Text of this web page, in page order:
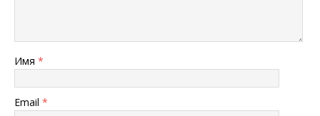
Имя *
Email *